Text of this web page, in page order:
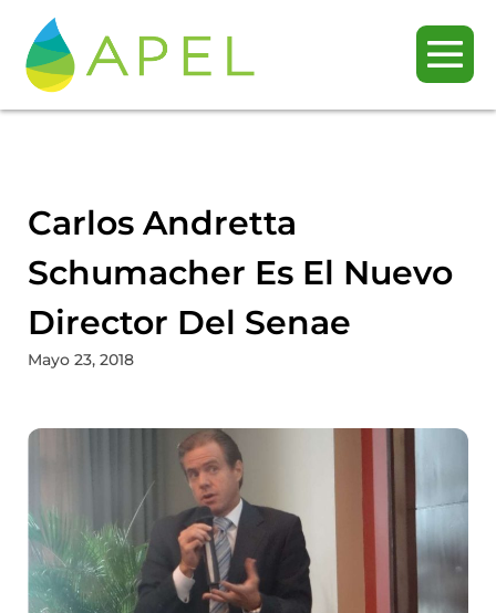
Carlos Andretta
Schumacher Es El Nuevo
Director Del Senae
Mayo 23, 2018